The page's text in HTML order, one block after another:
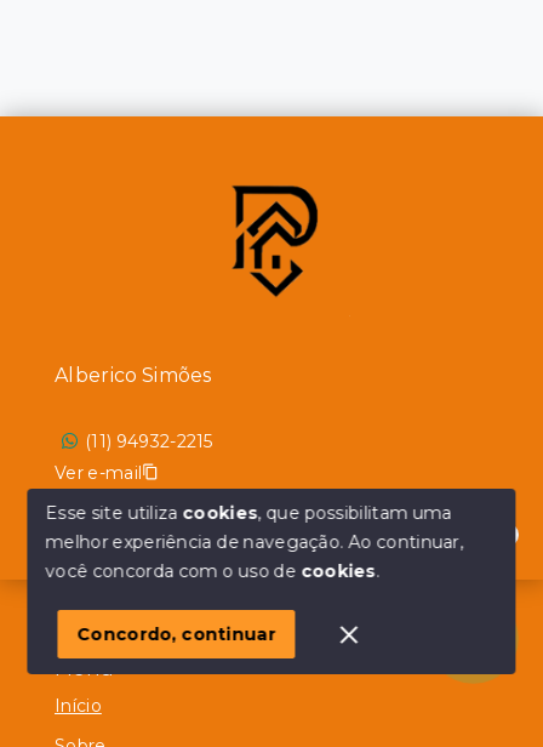
Olá! em posso ajudar?
Menu
Início
Alberico Simões
(11) 94932-2215
Ver e-mail
CRECI:182315-F
Esse site utiliza cookies, que possibilitam uma
melhor experiência de navegação.Ao continuar,
você concorda com o uso de cookies.
Concordo, continuar